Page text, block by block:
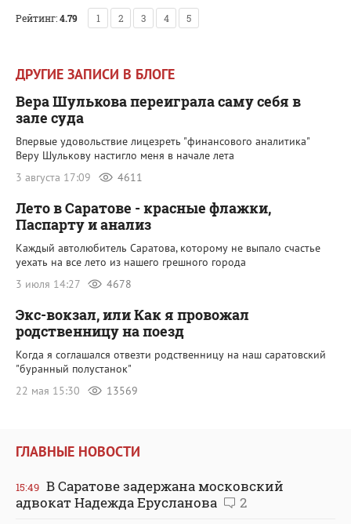
Рейтинг:4.79 1 2 3 4 5
ДРУГИЕ ЗАПИСИ В БЛОГЕ
Вера Шулькова переиграла саму себя в
зале суда
Впервые удовольствие лицезреть "финансового аналитика"
Веру Шулькову настигло меня в начале лета
3 августа 17:09
4611
Лето в Саратове - красные флажки,
Паспарту и анализ
Каждый автолюбитель Саратова, которому не выпало счастье
уехать на все лето из нашего грешного города
3 июля 14:27
4678
Экс-вокзал, или Как я провожал
родственницу на поезд
Когда я соглашался отвезти родственницу на наш саратовский
"буранный полустанок"
22 мая 15:30
13569
ГЛАВНЫЕ НОВОСТИ
15:49 В Саратове задержана московский
адвокат Надежда Ерусланова
2